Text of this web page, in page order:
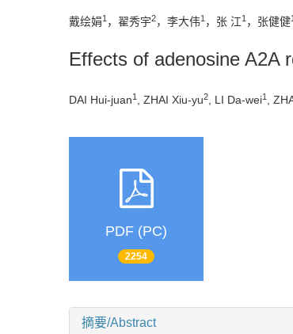
戴绘娟1 ，翟秀宇2，李大伟1 ，张 江1 ，张健健1
Effects of adenosine A2A
DAI Hui-juan1 , ZHAI Xiu-yu2 , LI Da-wei1 ,
PDF (PC)
2254
摘要/Abstract